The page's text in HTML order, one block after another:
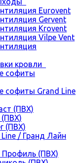
Eurovent
Gervent
Krovent
Vilpe Vent
кровли
софиты
софиты Grand Line
(ПВХ)
(ПВХ)
/ Гранд Лайн
(ПВХ)